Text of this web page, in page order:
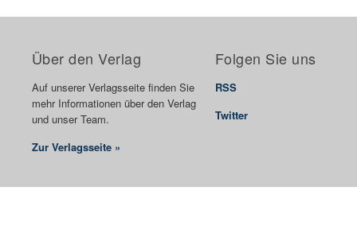
Über den Verlag
Auf unserer Verlagsseite finden Sie
mehr Informationen über den Verlag
und unser Team.
Zur Verlagsseite »
Folgen Sie uns
RSS
Twitter